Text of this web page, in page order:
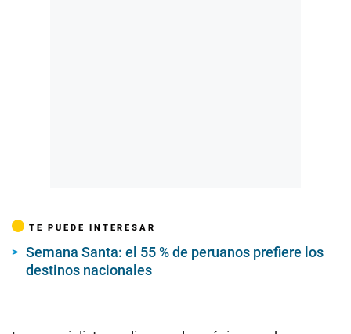
TE PUEDE INTERESAR
Semana Santa: el 55 % de peruanos prefiere los
destinos nacionales